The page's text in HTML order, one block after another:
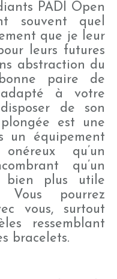
PADI Open
souvent quel
que je leur
leurs futures
abstraction du
paire de
à votre
de son
est une
un équipement
qu’un
qu’un
bien plus utile
Vous pourrez
vous, surtout
ressemblant
bracelets.